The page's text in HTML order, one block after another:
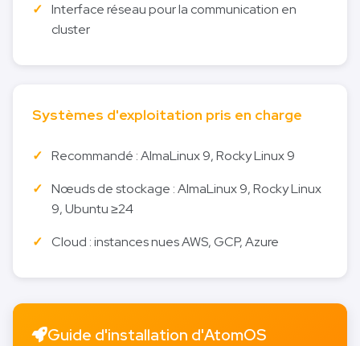
Interface réseau pour la communication en
cluster
Systèmes d'exploitation pris en charge
Recommandé : AlmaLinux 9, Rocky Linux 9
Nœuds de stockage : AlmaLinux 9, Rocky Linux
9, Ubuntu ≥24
Cloud : instances nues AWS, GCP, Azure
Guide d'installation d'AtomOS